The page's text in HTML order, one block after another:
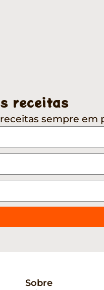
receitas
sempre em
Sobre